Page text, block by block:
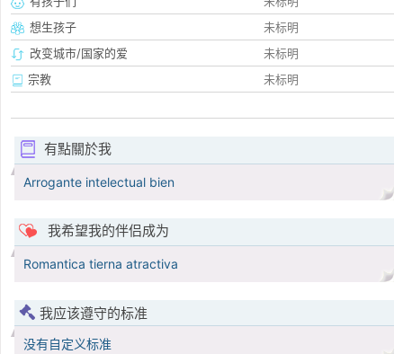
想生孩子
未标明
改变城市/国家的爱
未标明
宗教
未标明
有點關於我
Arrogante intelectual bien
我希望我的伴侣成为
Romantica tierna atractiva
我应该遵守的标准
没有自定义标准